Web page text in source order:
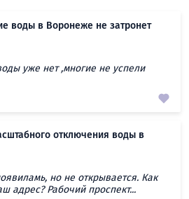
воды в Воронеже не затронет
уже нет ,многие не успели
отключения воды в
но не открывается. Как
адрес? Рабочий проспект...